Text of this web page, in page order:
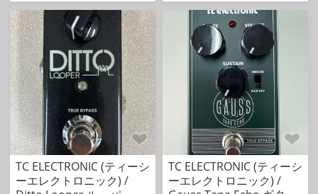
TC ELECTRONIC (ティーシ
ーエレクトロニック) /
TC ELECTRONIC (ティーシ
ーエレクトロニック) /